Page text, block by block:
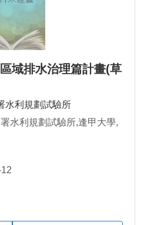
域排水治理篇計畫(草
水利規劃試驗所
水利規劃試驗所,逢甲大學,